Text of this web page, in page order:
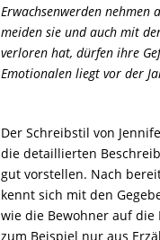
Erwachsenwerden nehmen
meiden sie und auch mit
verloren hat, dürfen ihre
Emotionalen liegt vor der
Der Schreibstil von
die detaillierten
gut vorstellen. Nach
kennt sich mit den
wie die Bewohner auf die
zum Beispiel nur aus